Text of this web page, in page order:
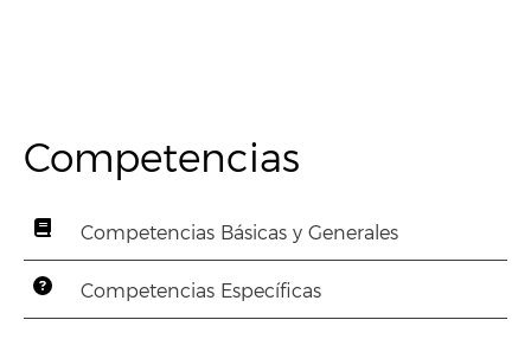
Competencias
Competencias Básicas y Generales
Competencias Específicas